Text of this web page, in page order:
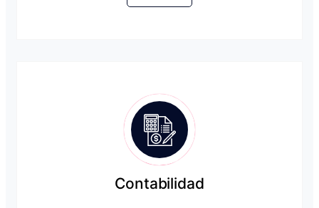
Contabilidad